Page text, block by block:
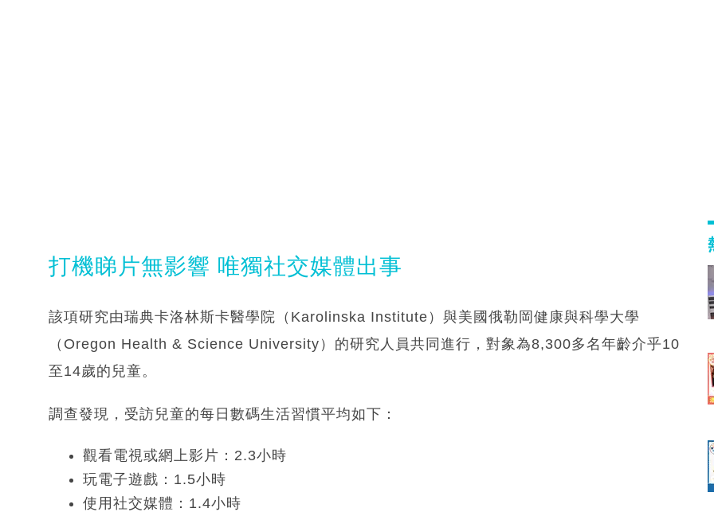
打機睇片無影響 唯獨社交媒體出事
該項研究由瑞典卡洛林斯卡醫學院（Karolinska Institute）與美國俄勒岡健康與科學大學
（Oregon Health & Science University）的研究人員共同進行，對象為8,300多名年齡介乎10
至14歲的兒童。
調查發現，受訪兒童的每日數碼生活習慣平均如下：
觀看電視或網上影片：2.3小時
玩電子遊戲：1.5小時
使用社交媒體：1.4小時